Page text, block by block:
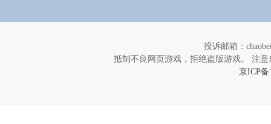
投诉邮箱：
抵制不良网页游戏，拒绝盗版游戏。 注
京ICP备